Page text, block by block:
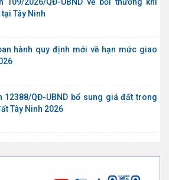
Tây Ninh
hành quy định mới về hạn mức giao
12388/QĐ-UBND bổ sung giá đất trong
Tây Ninh 2026